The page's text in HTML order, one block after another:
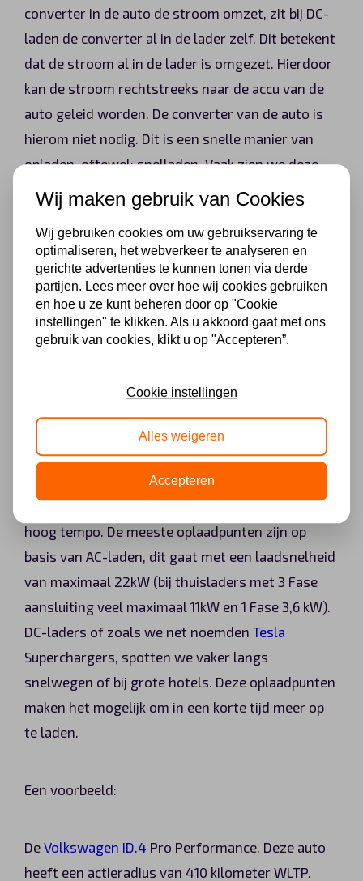
converter in de auto de stroom omzet, zit bij DC-
laden de converter al in de lader zelf. Dit betekent
dat de stroom al in de lader is omgezet. Hierdoor
kan de stroom rechtstreeks naar de accu van de
auto geleid worden. De converter van de auto is
hierom niet nodig. Dit is een snelle manier van
opladen, oftewel: snelladen. Vaak zien we deze
vorm terug langs de snelwegen. Denk
bijvoorbeeld aan Tesla Supercharger.
In de praktijk
Het aantal laadpalen in Nederland stijgt in een
hoog tempo. De meeste oplaadpunten zijn op
basis van AC-laden, dit gaat met een laadsnelheid
van maximaal 22kW (bij thuisladers met 3 Fase
aansluiting veel maximaal 11kW en 1 Fase 3,6 kW).
DC-laders of zoals we net noemden Tesla
Superchargers, spotten we vaker langs
snelwegen of bij grote hotels. Deze oplaadpunten
maken het mogelijk om in een korte tijd meer op
te laden.
Een voorbeeld:
De Volkswagen ID.4 Pro Performance. Deze auto
heeft een actieradius van 410 kilometer WLTP.
Wij maken gebruik van Cookies
Wij gebruiken cookies om uw gebruikservaring te
optimaliseren, het webverkeer te analyseren en
gerichte advertenties te kunnen tonen via derde
partijen. Lees meer over hoe wij cookies gebruiken
en hoe u ze kunt beheren door op "Cookie
instellingen" te klikken. Als u akkoord gaat met ons
gebruik van cookies, klikt u op "Accepteren”.
Cookie instellingen
Alles weigeren
Accepteren